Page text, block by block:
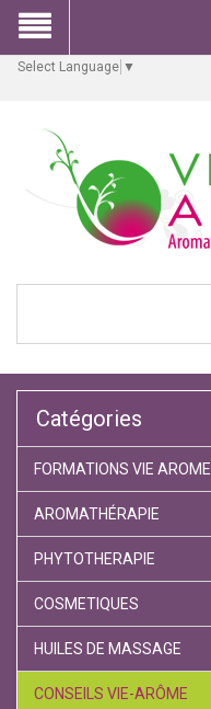
Select Language ▼
Catégories
FORMATIONS VIE AROME
AROMATHÉRAPIE
PHYTOTHERAPIE
COSMETIQUES
HUILES DE MASSAGE
CONSEILS VIE-ARÔME